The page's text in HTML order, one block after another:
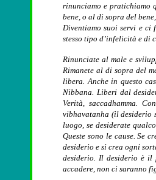
rinunciamo e pratichiamo
bene, o al di sopra del
Diventiamo suoi servi e ci
stesso tipo d’infelicità e di
Rinunciate al male e
Rimanete al di sopra del
libera. Anche in questo
Nibbana. Liberi dal
Verità, saccadhamma.
vibhavatanha (il desiderio
luogo, se desiderate
Queste sono le cause. Se
desiderio e si crea ogni
desiderio. Il desiderio è il
accadere, non ci saranno